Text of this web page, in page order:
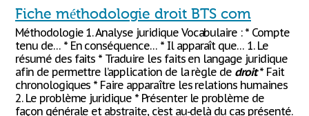
Fiche méthodologie droit BTS com
Méthodologie 1. Analyse juridique Vocabulaire : * Compte
tenu de… * En conséquence… * Il apparaît que… 1. Le
résumé des faits * Traduire les faits en langage juridique
afin de permettre l’application de la règle de droit* Fait
chronologiques * Faire apparaître les relations humaines
2. Le problème juridique * Présenter le problème de
façon générale et abstraite, c’est au-delà du cas présenté.